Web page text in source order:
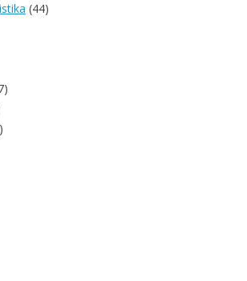
(44)